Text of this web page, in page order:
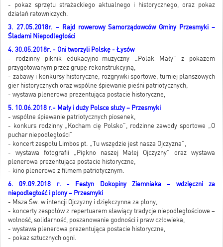
- pokaz sprzętu strażackiego aktualnego i historycznego, oraz pokaz
działań ratowniczych.
3. 27.05.2018r. – Rajd rowerowy Samorządowców Gminy Przesmyki –
Śladami Niepodległości
4. 30.05.2018r. - Oni tworzyli Polskę - Łysów
- rodzinny piknik edukacyjno–muzyczny „Polak Mały” z pokazem
przygotowanym przez grupę rekonstrukcyjną,
- zabawy i konkursy historyczne, rozgrywki sportowe, turniej planszowych
gier historycznych oraz wspólne śpiewanie pieśni patriotycznych,
- wystawa plenerowa prezentująca postacie historyczne,
5. 10.06.2018 r.- Mały i duży Polsce służy – Przesmyki
- wspólne śpiewanie patriotycznych piosenek,
- konkurs rodzinny „Kocham cię Polsko”, rodzinne zawody sportowe „O
puchar niepodległości”
- koncert zespołu Limbos pt. „Tu wszędzie jest nasza Ojczyzna”,
- wystawa fotografii „Piękno naszej Małej Ojczyzny” oraz wystawa
plenerowa prezentująca postacie historyczne,
- kino plenerowe z filmem patriotycznym.
6. 09.09.2018 r. - Festyn Dokopiny Ziemniaka – wdzięczni za
niepodległość i plony – Przesmyki
- Msza Św. w intencji Ojczyzny i dziękczynna za plony,
- koncerty zespołów z repertuarem sławiący tradycje niepodległościowe –
wolność, solidarność, poszanowanie godności i praw człowieka,
- wystawa plenerowa prezentująca postacie historyczne,
- pokaz sztucznych ogni.